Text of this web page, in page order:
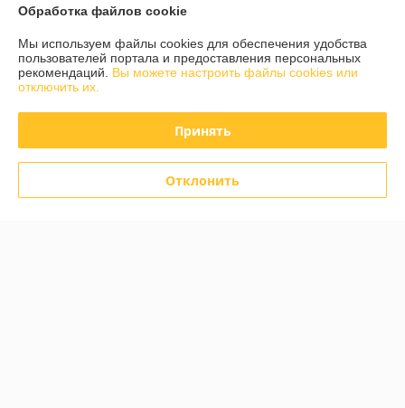
О нас
Контакты
График работы
Обработка файлов cookie
Мы используем файлы cookies для обеспечения удобства
пользователей портала и предоставления персональных
рекомендаций. Вы можете настроить файлы cookies или
отключить их.
Принять
Отклонить